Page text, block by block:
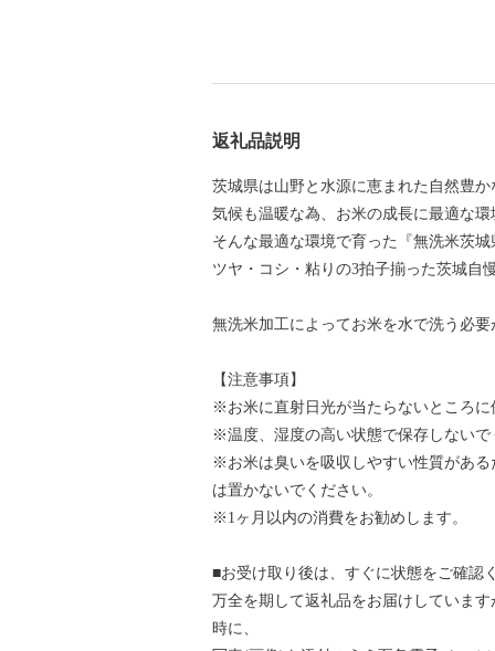
返礼品説明
茨城県は山野と水源に恵まれた自然豊か
気候も温暖な為、お米の成長に最適な環
そんな最適な環境で育った『無洗米茨
ツヤ・コシ・粘りの3拍子揃った茨城自
無洗米加工によってお米を水で洗う必
【注意事項】
※お米に直射日光が当たらないところに
※温度、湿度の高い状態で保存しない
※お米は臭いを吸収しやすい性質があ
は置かないでください。
※1ヶ月以内の消費をお勧めします。
■お受け取り後は、すぐに状態をご確認
万全を期して返礼品をお届けしていま
時に、